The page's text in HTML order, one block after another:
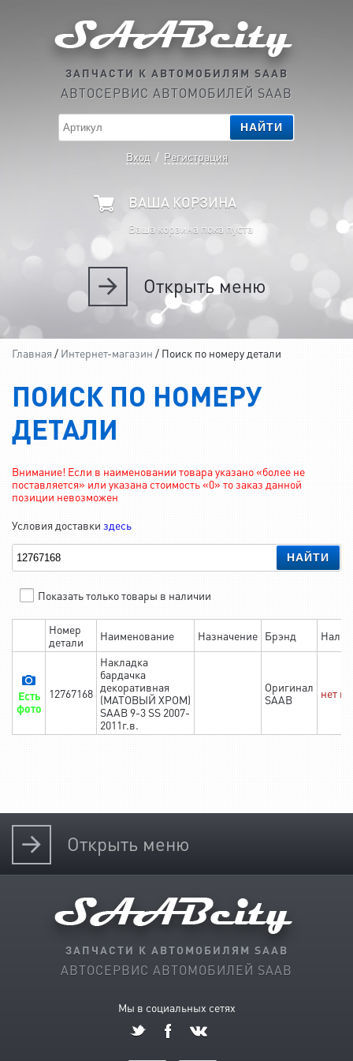
ЗАПЧАСТИ К АВТОМОБИЛЯМ SAAB
АВТОСЕРВИС АВТОМОБИЛЕЙ SAAB
НАЙТИ
Вход / Регистрация
ВАША КОРЗИНА
Ваша корзина пока пуста
Открытьменю
Главная / Интернет-магазин / Поиск по номеру детали
ПОИСК ПО НОМЕРУ
ДЕТАЛИ
Внимание! Если в наименовании товара указано «более не
поставляется» или указана стоимость «0» то заказ данной
позиции невозможен
Условия доставки здесь
НАЙТИ
Показать только товары в наличии
Номер
детали
Наименование Назначение Брэнд
Есть
фото
12767168
Накладка
бардачка
декоративная
(МАТОВЫЙ ХРОМ)
SAAB 9-3 SS 2007-
2011г.в.
Оригинал
SAAB
нет в
Открыть меню
ЗАПЧАСТИ К АВТОМОБИЛЯМ SAAB
АВТОСЕРВИС АВТОМОБИЛЕЙ SAAB
Мы в социальных сетях